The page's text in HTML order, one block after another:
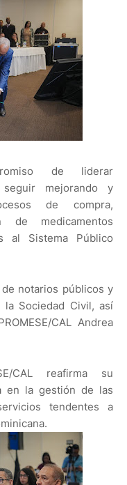
de liderar
mejorando y
de compra,
de medicamentos
al Sistema Público
notarios públicos y
Sociedad Civil, así
CAL Andrea
CAL reafirma su
en la gestión de las
tendentes a